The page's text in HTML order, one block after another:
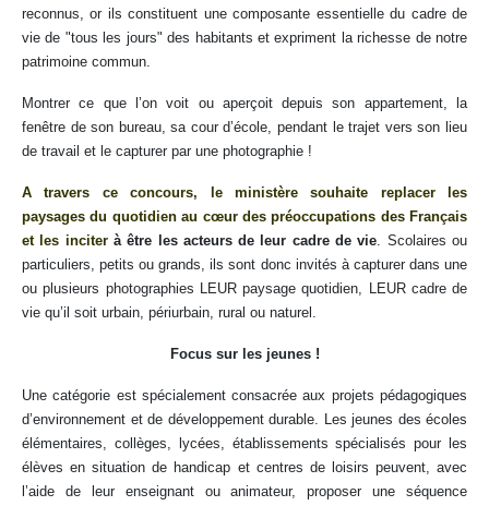
reconnus, or ils constituent une composante essentielle du cadre de
vie de "tous les jours" des habitants et expriment la richesse de notre
patrimoine commun.
Montrer ce que l’on voit ou aperçoit depuis son appartement, la
fenêtre de son bureau, sa cour d’école, pendant le trajet vers son lieu
de travail et le capturer par une photographie !
A travers ce concours, le ministère souhaite replacer les
paysages du quotidien au cœur des préoccupations des Français
et les inciterà être les acteurs de leur cadre de vie. Scolaires ou
particuliers, petits ou grands, ils sont donc invités à capturer dans une
ou plusieurs photographies LEUR paysage quotidien, LEUR cadre de
vie qu’il soit urbain, périurbain, rural ou naturel.
Focus sur les jeunes !
Une catégorie est spécialement consacrée aux projets pédagogiques
d’environnement et de développement durable. Les jeunes des écoles
élémentaires, collèges, lycées, établissements spécialisés pour les
élèves en situation de handicap et centres de loisirs peuvent, avec
l’aide de leur enseignant ou animateur, proposer une séquence